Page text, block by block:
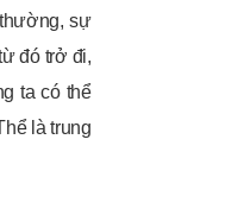
sự
đó trở đi,
ta có thể
là trung